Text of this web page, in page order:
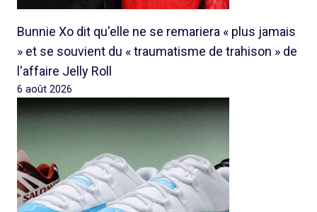
Bunnie Xo dit qu'elle ne se remariera « plus jamais
» et se souvient du « traumatisme de trahison » de
l'affaire Jelly Roll
6 août 2026